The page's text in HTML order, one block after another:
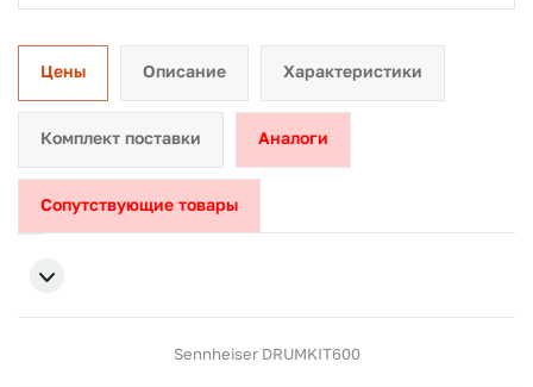
Цены Описание Характеристики
Комплект поставки Аналоги
Сопутствующие товары
Sennheiser DRUMKIT600